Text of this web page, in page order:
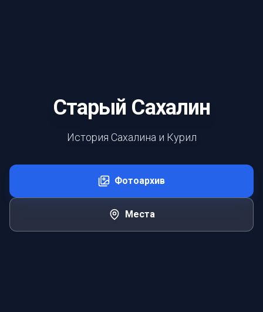
Старый Сахалин
История Сахалина и Курил
Фотоархив
Места